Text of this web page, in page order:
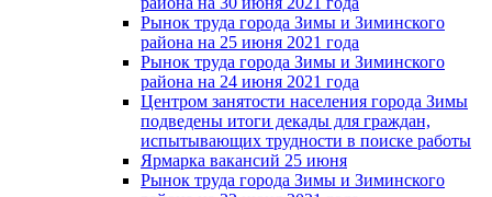
Рынок труда города Зимы и Зиминского
района на 25 июня 2021 года
Рынок труда города Зимы и Зиминского
района на 24 июня 2021 года
Центром занятости населения города Зимы
подведены итоги декады для граждан,
испытывающих трудности в поиске работы
Ярмарка вакансий 25 июня
Рынок труда города Зимы и Зиминского